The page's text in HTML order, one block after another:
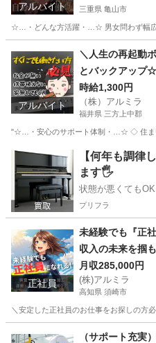
アルバイト 三重県 亀山市
☆…・どんな方活躍・…☆ 男女問わず幅広
物流 時給
アルバイト
＼人生の再起動
とバックアップ
時給1,300円
（株）アルミラ
福井県 三方上中郡
"☆…・安心のサポート体制・…☆ ◇ 住まい
福井 三方上中郡 工場 完全
【何年も調律
ます🖐️
状態が悪くても
プリフラ
正社員
未経験でも『正
収入の未来を掴
月収285,000円
(株)アルミラ
高知県 須崎市
＼安定した正社員のお仕事をお探しの方
工場 未経験
（サポート充